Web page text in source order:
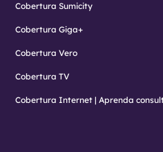
Cobertura Sumicity
Cobertura Giga+
Cobertura Vero
Cobertura TV
Cobertura Internet | Aprenda